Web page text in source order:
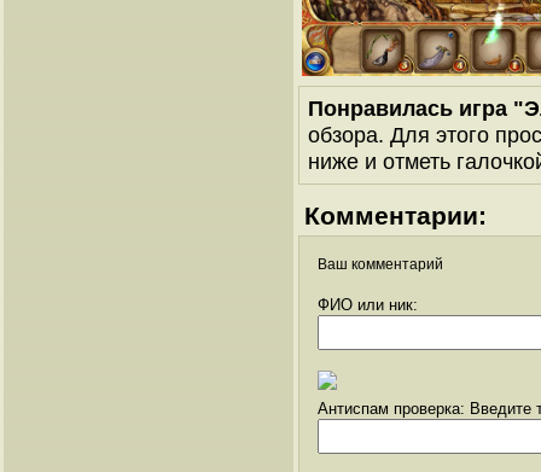
Понравилась игра
обзора. Для этого
ниже и отметь
Комментарии:
Ваш комментарий
ФИО или ник:
Антиспам проверка: Введите